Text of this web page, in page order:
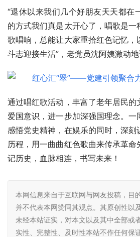
“退休以来我们几个好朋友天天都在
的方式我们真是太开心了，唱歌是一
歌唱响，总能让大家重拾红色记忆，
斗志迎接生活”，老党员沈阿姨激动地
通过唱红歌活动，丰富了老年居民的
爱国意识，进一步加深强国理念。一
感悟党史精神，在娱乐的同时，深
历程，用一曲曲红色歌曲来传承革命
记历史，血脉相连，书写未来！
本网信息来自于互联网与网友投稿，目
并不代表本网赞同其观点。其原创性以
未经本站证实，对本文以及其中全部或
实性、完整性、及时性本站不作任何保